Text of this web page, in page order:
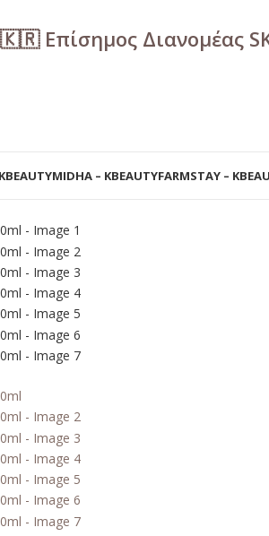
Επίσημος Διανομέας
MIDHA – KBEAUTYFARMSTAY –